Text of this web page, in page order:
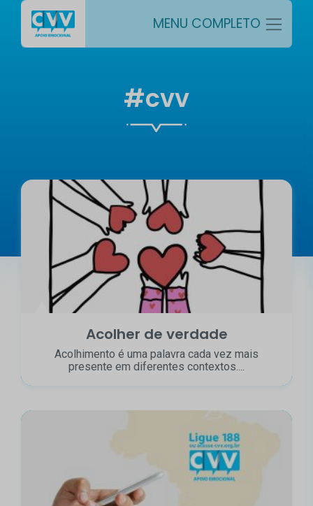
MENU COMPLETO
#cvv
Acolher de verdade
Acolhimento é uma palavra cada vez mais
presente em diferentes contextos....